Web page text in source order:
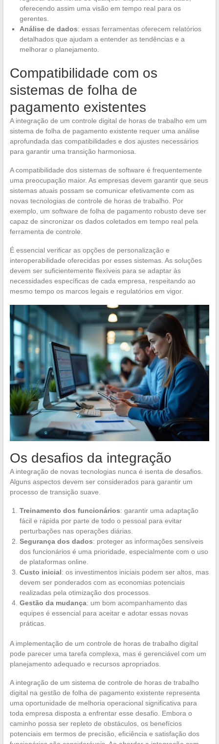
oferecendo assim uma visão em tempo real para os
gerentes.
Análise de dados: essas ferramentas oferecem relatórios
detalhados que ajudam a entender as tendências e a
melhorar o planejamento.
Compatibilidade com os
sistemas de folha de
pagamento existentes
A integração de um controle digital de horas de trabalho em um
sistema de folha de pagamento existente requer uma análise
aprofundada das compatibilidades e dos ajustes necessários
para garantir uma transição harmoniosa.
A compatibilidade dos sistemas de software é frequentemente
uma preocupação maior. As empresas devem garantir que seus
sistemas atuais possam se comunicar efetivamente com as
novas tecnologias de controle de horas de trabalho. Por
exemplo, um software de folha de pagamento robusto deve ser
capaz de sincronizar os dados coletados em tempo real pela
ferramenta de controle.
É essencial verificar as opções de personalização e
interoperabilidade oferecidas por esses sistemas. As soluções
devem ser suficientemente flexíveis para se adaptar às
necessidades específicas de cada empresa, respeitando ao
mesmo tempo os marcos legais e regulatórios em vigor.
Os desafios da integração
A integração de novas tecnologias nunca é isenta de desafios.
Alguns aspectos devem ser considerados para garantir um
processo de transição suave.
Treinamento dos funcionários: garantir uma adaptação
fácil e rápida por parte de todo o pessoal para evitar
perturbações nas operações diárias.
Segurança dos dados: proteger as informações sensíveis
dos funcionários é uma prioridade, especialmente com o uso
de plataformas online.
Custo inicial: os investimentos iniciais podem ser altos, mas
devem ser ponderados com as economias potenciais
realizadas pela otimização dos processos.
Gestão da mudança: um bom acompanhamento das
equipes é essencial para aceitar e adotar essas novas
práticas.
A implementação de um controle de horas de trabalho digital
pode parecer uma tarefa complexa, mas é gerenciável com um
planejamento adequado e recursos apropriados.
A integração de um sistema de controle de horas de trabalho
digital na gestão de folha de pagamento existente representa
uma oportunidade de melhoria operacional significativa para
toda empresa disposta a enfrentar esse desafio. Embora o
caminho possa ser repleto de obstáculos, os benefícios
potenciais em termos de precisão, eficiência e satisfação dos